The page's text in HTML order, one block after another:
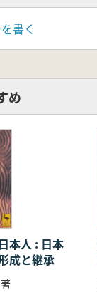
書く
め
本人 : 日本
成と継承